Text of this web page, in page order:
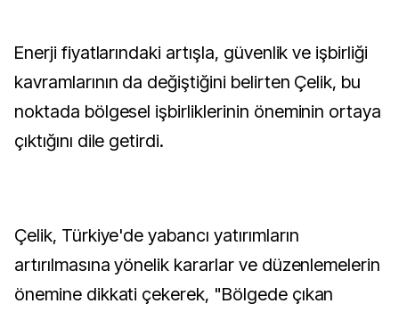
Enerji fiyatlarındaki artışla, güvenlik ve işbirliği
kavramlarının da değiştiğini belirten Çelik, bu
noktada bölgesel işbirliklerinin öneminin ortaya
çıktığını dile getirdi.
Çelik, Türkiye'de yabancı yatırımların
artırılmasına yönelik kararlar ve düzenlemelerin
önemine dikkati çekerek, "Bölgede çıkan